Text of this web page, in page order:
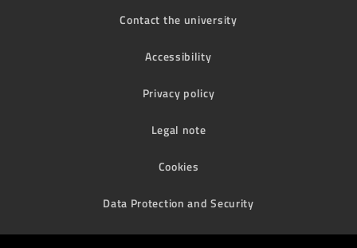
Contact the university
Accessibility
Privacy policy
Legal note
Cookies
Data Protection and Security